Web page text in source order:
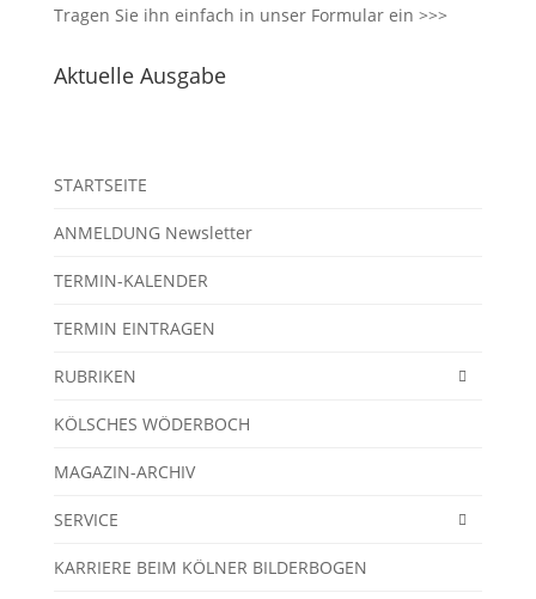
Tragen Sie ihn einfach in unser Formular ein >>>
Aktuelle Ausgabe
STARTSEITE
ANMELDUNG Newsletter
TERMIN-KALENDER
TERMIN EINTRAGEN
RUBRIKEN
KÖLSCHES WÖDERBOCH
MAGAZIN-ARCHIV
SERVICE
KARRIERE BEIM KÖLNER BILDERBOGEN